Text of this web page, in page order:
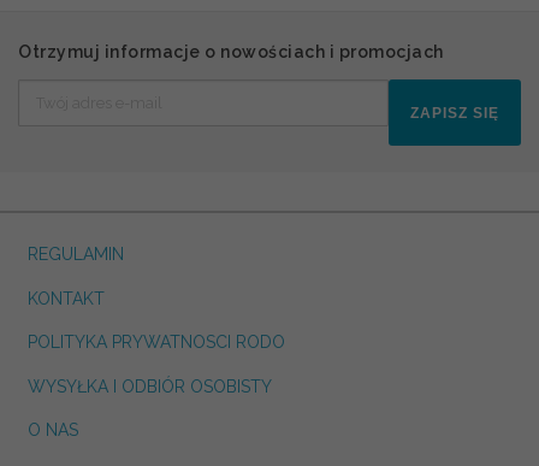
Otrzymuj informacje o nowościach i promocjach
ZAPISZ SIĘ
REGULAMIN
KONTAKT
POLITYKA PRYWATNOSCI RODO
WYSYŁKA I ODBIÓR OSOBISTY
O NAS